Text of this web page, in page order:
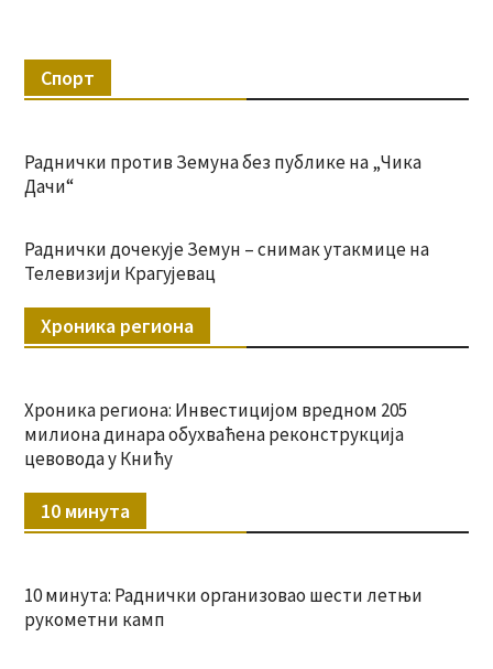
Спорт
Раднички против Земуна без публике на „Чика
Дачи“
Раднички дочекује Земун – снимак утакмице на
Телевизији Крагујевац
Хроника региона
Хроника региона: Инвестицијом вредном 205
милиона динара обухваћена реконструкција
цевовода у Книћу
10 минута
10 минута: Раднички организовао шести летњи
рукометни камп